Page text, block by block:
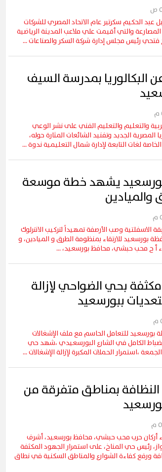
عبد الحكيم سكرتير عام الاتحاد المصري للشركات
والتي أقيمت علي ملاعب المدينة الرياضية
رئيس مجلس إدارة شركة السكر والصناعات ...
البكالوريا بمدرسة السيف
والتعليم والتعليم الفني على نشر الوعي
المصرية الجديد وتفنيد الشائعات المثارة حوله،
لغات التابعة لإدارة شمال التعليمية ندوة ...
يشهد خطة موسعة
والميادين
الاسفلتية وصب الأرصفة تمهيداً لتركيب الانترلوك
بورسعيد للارتقاء بمنظومة الطرق و الميادين، و
أ ح محب حبشي، محافظ بورسعيد، ...
بحي الضواحي لإزالة
ببورسعيد
للتعامل الحاسم مع ملف الإشغالات
الكامل في الشارع البورسعيدي ،شهد حي
،استمرار الحملات المكبرة لإزالة الإشغالات ...
بمناطق متفرقة من
أركان حرب محب حبشي، محافظ بورسعيد، أشرف
رئيس حي المناخ، على استمرار الجهود المكثفة
ورفع كفاءة الشوارع والمناطق السكنية في نطاق
لكورال التعليم في فعاليات شارع الفن
(صور)